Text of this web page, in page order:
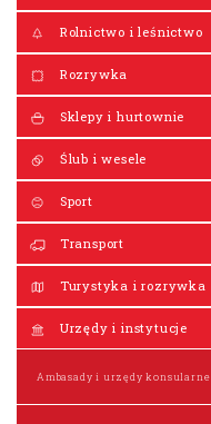
Rolnictwo i leśnictwo
Rozrywka
Sklepy i hurtownie
Ślub i wesele
Sport
Transport
Turystyka i rozrywka
Urzędy i instytucje
Ambasady i urzędy konsularne